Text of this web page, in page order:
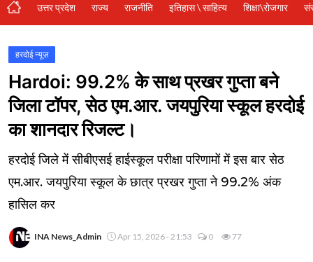
अजब गजब
कृषि
नई दिल्ली
टेक्नोलॉजी / बिजनेस
वायरल न्यूज़
उत्तर प्रदेश राज्य राजनीति इतिहास \ साहित्य शिक्षा\रोजगार
हरदोई न्यूज़
Hardoi: 99.2% के साथ प्रखर गुप्ता बने
जिला टॉपर, सेठ एम.आर. जयपुरिया स्कूल हरदोई
का शानदार रिजल्ट।
हरदोई जिले में सीबीएसई हाईस्कूल परीक्षा परिणामों में इस बार सेठ
एम.आर. जयपुरिया स्कूल के छात्र प्रखर गुप्ता ने 99.2% अंक
हासिल कर
INA News_Admin Apr 15, 2026 - 21:53 0 77